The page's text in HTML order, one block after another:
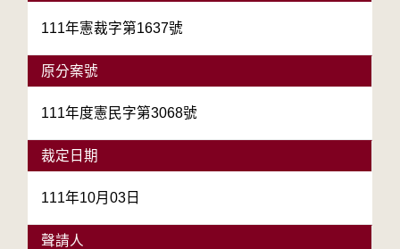
111年憲裁字第1637號
原分案號
111年度憲民字第3068號
裁定日期
111年10月03日
聲請人